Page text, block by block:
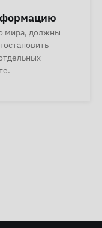
мира, должны
остановить